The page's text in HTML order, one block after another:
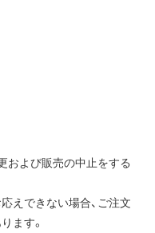
および販売の中止をする
えできない場合、ご注文
ます。